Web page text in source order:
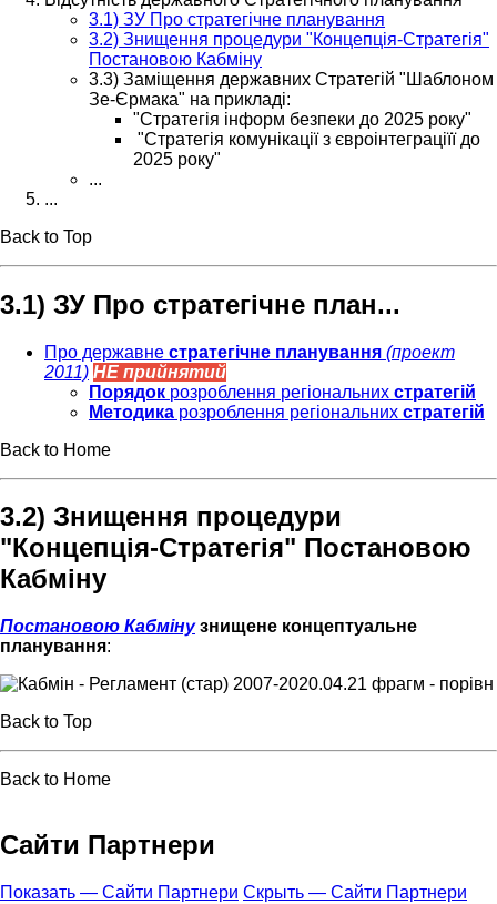
3.1) ЗУ Про стратегічне планування
3.2) Знищення процедури "Концепція-Стратегія"
Постановою Кабміну
3.3) Заміщення державних Стратегій "Шаблоном
Зе-Єрмака" на прикладі:
"Стратегія інформ безпеки до 2025 року"
"Стратегія комунікації з євроінтеграціїї до
2025 року"
...
...
Back to Top
3.1) ЗУ Про стратегічне план...
Про державне стратегічне планування (проект
2011) НЕ прийнятий
Порядок розроблення регіональних стратегій
Методика розроблення регіональних стратегій
Back to Home
3.2) Знищення процедури
"Концепція-Стратегія" Постановою
Кабміну
Постановою Кабміну знищене концептуальне
планування:
Back to Top
Back to Home
Сайти Партнери
Показать — Сайти Партнери Скрыть — Сайти Партнери